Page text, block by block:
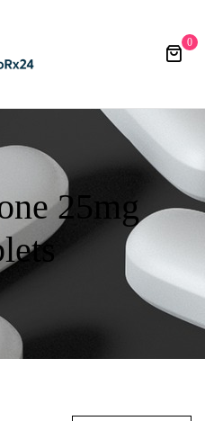
0
25mg